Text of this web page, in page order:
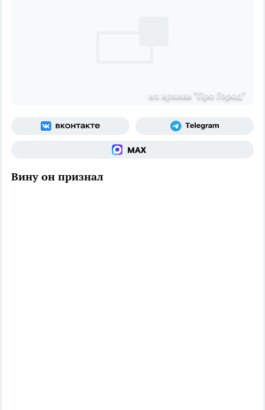
из архива "Про Город"
Вину он признал